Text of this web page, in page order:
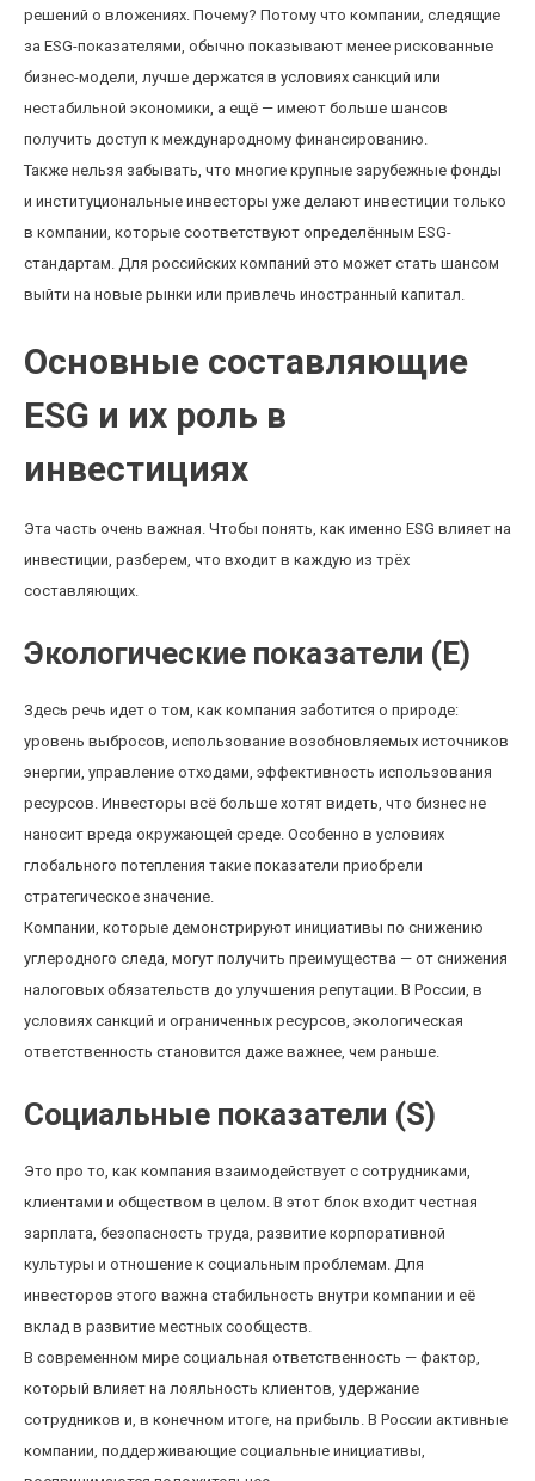
решений о вложениях. Почему? Потому что компании, следящие
за ESG-показателями, обычно показывают менее рискованные
бизнес-модели, лучше держатся в условиях санкций или
нестабильной экономики, а ещё — имеют больше шансов
получить доступ к международному финансированию.
Также нельзя забывать, что многие крупные зарубежные фонды
и институциональные инвесторы уже делают инвестиции только
в компании, которые соответствуют определённым ESG-
стандартам. Для российских компаний это может стать шансом
выйти на новые рынки или привлечь иностранный капитал.
Основные составляющие
ESG и их роль в
инвестициях
Эта часть очень важная. Чтобы понять, как именно ESG влияет на
инвестиции, разберем, что входит в каждую из трёх
составляющих.
Экологические показатели (E)
Здесь речь идет о том, как компания заботится о природе:
уровень выбросов, использование возобновляемых источников
энергии, управление отходами, эффективность использования
ресурсов. Инвесторы всё больше хотят видеть, что бизнес не
наносит вреда окружающей среде. Особенно в условиях
глобального потепления такие показатели приобрели
стратегическое значение.
Компании, которые демонстрируют инициативы по снижению
углеродного следа, могут получить преимущества — от снижения
налоговых обязательств до улучшения репутации. В России, в
условиях санкций и ограниченных ресурсов, экологическая
ответственность становится даже важнее, чем раньше.
Социальные показатели (S)
Это про то, как компания взаимодействует с сотрудниками,
клиентами и обществом в целом. В этот блок входит честная
зарплата, безопасность труда, развитие корпоративной
культуры и отношение к социальным проблемам. Для
инвесторов этого важна стабильность внутри компании и её
вклад в развитие местных сообществ.
В современном мире социальная ответственность — фактор,
который влияет на лояльность клиентов, удержание
сотрудников и, в конечном итоге, на прибыль. В России активные
компании, поддерживающие социальные инициативы,